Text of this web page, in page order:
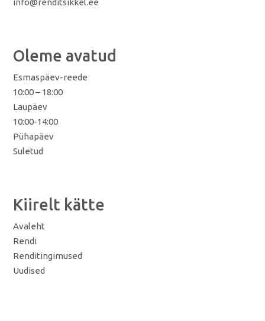
Oleme avatud
Esmaspäev-reede
10:00 – 18:00
Laupäev
10:00-14:00
Pühapäev
Suletud
Kiirelt kätte
Avaleht
Rendi
Renditingimused
Uudised